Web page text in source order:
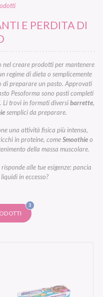
E PERDITA DI
nel creare prodotti per mantenere
regime di dieta o semplicemente
di preparare un pasto. Approvati
Pesoforma sono pasti completi
Li trovi in formati diversibarrette,
semplici da preparare.
una attività fisica più intensa,
in proteine, comeSmoothieo
della massa muscolare.
alle tue esigenze: pancia
in eccesso?
3FILTRI
SELEZIONATI